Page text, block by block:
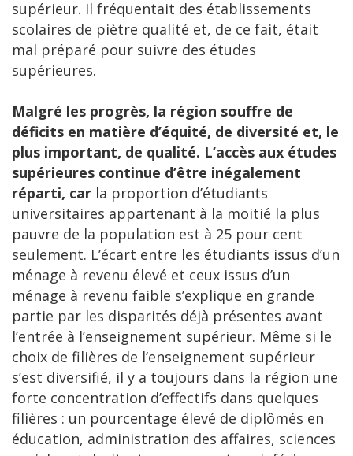
supérieur. Il fréquentait des établissements
scolaires de piètre qualité et, de ce fait, était
mal préparé pour suivre des études
supérieures.
Malgré les progrès, la région souffre de
déficits en matière d’équité, de diversité et, le
plus important, de qualité. L’accès aux études
supérieures continue d’être inégalement
réparti, car la proportion d’étudiants
universitaires appartenant à la moitié la plus
pauvre de la population est à 25 pour cent
seulement. L’écart entre les étudiants issus d’un
ménage à revenu élevé et ceux issus d’un
ménage à revenu faible s’explique en grande
partie par les disparités déjà présentes avant
l’entrée à l’enseignement supérieur. Même si le
choix de filières de l’enseignement supérieur
s’est diversifié, il y a toujours dans la région une
forte concentration d’effectifs dans quelques
filières : un pourcentage élevé de diplômés en
éducation, administration des affaires, sciences